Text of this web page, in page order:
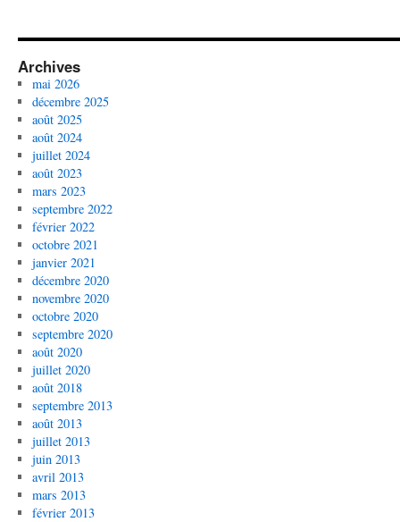
Archives
mai 2026
décembre 2025
août 2025
août 2024
juillet 2024
août 2023
mars 2023
septembre 2022
février 2022
octobre 2021
janvier 2021
décembre 2020
novembre 2020
octobre 2020
septembre 2020
août 2020
juillet 2020
août 2018
septembre 2013
août 2013
juillet 2013
juin 2013
avril 2013
mars 2013
février 2013